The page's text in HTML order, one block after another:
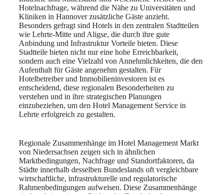
Hotelnachfrage, während die Nähe zu Universitäten und
Kliniken in Hannover zusätzliche Gäste anzieht.
Besonders gefragt sind Hotels in den zentralen Stadtteilen
wie Lehrte-Mitte und Aligse, die durch ihre gute
Anbindung und Infrastruktur Vorteile bieten. Diese
Stadtteile bieten nicht nur eine hohe Erreichbarkeit,
sondern auch eine Vielzahl von Annehmlichkeiten, die den
Aufenthalt für Gäste angenehm gestalten. Für
Hotelbetreiber und Immobilieninvestoren ist es
entscheidend, diese regionalen Besonderheiten zu
verstehen und in ihre strategischen Planungen
einzubeziehen, um den Hotel Management Service in
Lehrte erfolgreich zu gestalten.
Regionale Zusammenhänge im Hotel Management Markt
von Niedersachsen zeigen sich in ähnlichen
Marktbedingungen, Nachfrage und Standortfaktoren, da
Städte innerhalb desselben Bundeslands oft vergleichbare
wirtschaftliche, infrastrukturelle und regulatorische
Rahmenbedingungen aufweisen. Diese Zusammenhänge